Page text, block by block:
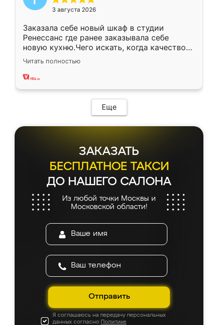
3 августа 2026
Заказала себе новый шкаф в студии
Ренессанс где ранее заказывала себе
новую кухню.Чего искать, когда качеством
вполне довольна. Служит кухня уже почти
два года, нареканий нет.
Читать полностью
Еще
ЗАКАЗАТЬ
БЕСПЛАТНОЕ ТАКСИ
ДО НАШЕГО САЛОНА
Из любой точки Москвы и
Московской области!
Отправить
Я соглашаюсь на передачу персональных
данных согласно Политике